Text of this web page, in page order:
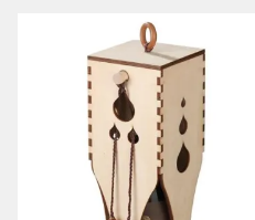
Hoppa över bilder